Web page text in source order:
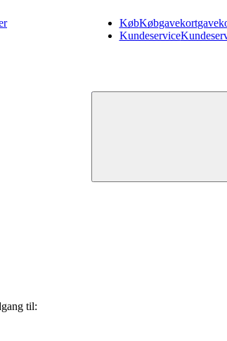
KøbKøbgavekort
Kundeservice
til: